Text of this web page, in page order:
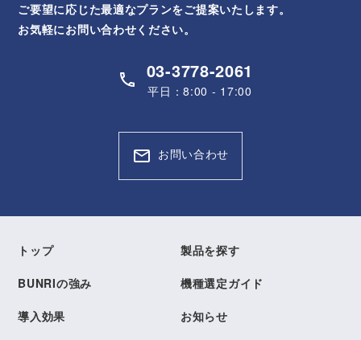
ご要望に応じた最適なプランをご提案いたします。
お気軽にお問い合わせください。
03-3778-2061
平日：8:00 - 17:00
お問い合わせ
トップ
BUNRIの強み
導入効果
製品を探す
機種選定ガイド
お知らせ